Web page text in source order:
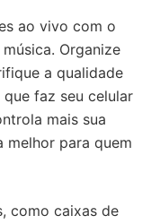
ao vivo com o
Organize
a qualidade
faz seu celular
mais sua
melhor para quem
como caixas de